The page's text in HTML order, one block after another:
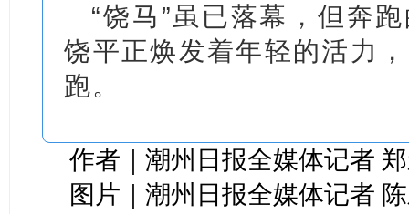
“饶马”虽已落幕，但奔
饶平正焕发着年轻的活力
跑。
作者｜潮州日报全媒体记者
图片｜潮州日报全媒体记者